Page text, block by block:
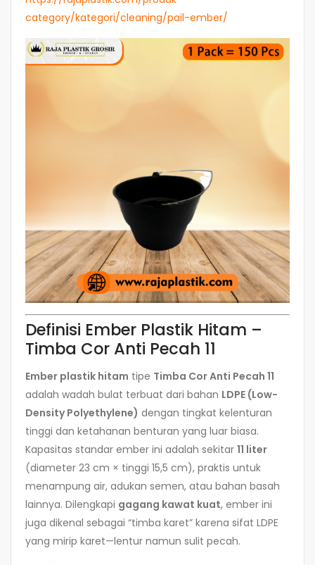
category/kategori/cleaning/pail-ember/
Definisi Ember Plastik Hitam –
Timba Cor Anti Pecah 11
Ember plastik hitam tipe Timba Cor Anti Pecah 11
adalah wadah bulat terbuat dari bahan LDPE (Low-
Density Polyethylene) dengan tingkat kelenturan
tinggi dan ketahanan benturan yang luar biasa.
Kapasitas standar ember ini adalah sekitar 11 liter
(diameter 23 cm × tinggi 15,5 cm), praktis untuk
menampung air, adukan semen, atau bahan basah
lainnya. Dilengkapi gagang kawat kuat, ember ini
juga dikenal sebagai “timba karet” karena sifat LDPE
yang mirip karet—lentur namun sulit pecah.